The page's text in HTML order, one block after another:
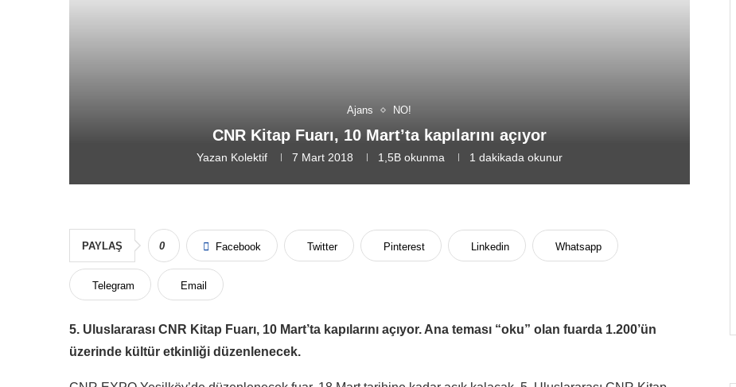
Ajans NO!
CNR Kitap Fuarı, 10 Mart’ta kapılarını açıyor
Yazan Kolektif 7 Mart 2018 1,5Bokunma 1 dakikada okunur
PAYLAŞ 0 Facebook Twitter Pinterest Linkedin Whatsapp
Telegram Email
5. Uluslararası CNR Kitap Fuarı, 10 Mart’ta kapılarını açıyor. Ana teması “oku” olan fuarda 1.200’ün
üzerinde kültür etkinliği düzenlenecek.